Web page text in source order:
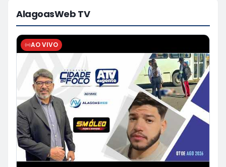
AlagoasWeb TV
AO VIVO